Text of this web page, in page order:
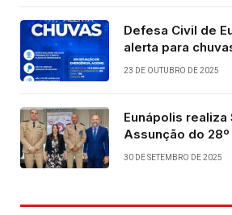
Defesa Civil de
alerta para
23 DE OUTUBRO DE 2025
Eunápolis
Assunção do
viabilizada por
30 DE SETEMBRO DE 2025